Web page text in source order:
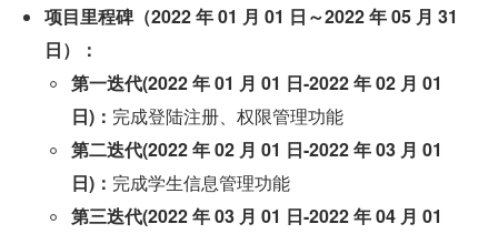
项目里程碑（2022 年 01 月 01 日～2022 年 05 月 31
日）：
第一迭代(2022 年 01 月 01 日-2022 年 02 月 01
日)： 完成登陆注册、权限管理功能
第二迭代(2022 年 02 月 01 日-2022 年 03 月 01
日)： 完成学生信息管理功能
第三迭代(2022 年 03 月 01 日-2022 年 04 月 01